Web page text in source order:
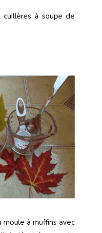
à soupe de
moule à muffins avec